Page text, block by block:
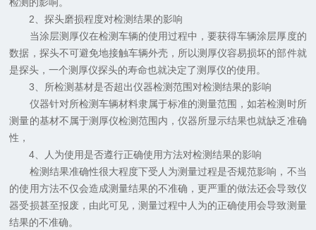
2、探头磨损程度对检测结果的影响
当涂层测厚仪在检测车辆的使用过程中，要获得车辆涂层厚度的
数据，探头不可避免地接触车辆外壳，所以测厚仪容易损坏的部件就
是探头，一个测厚仪探头的寿命也就决定了测厚仪的使用。
3、所检测基材是否超出仪器检测范围对检测结果的影响
仪器针对所检测车辆材料隶属于标准的测量范围，如若检测时所
测量的基材不属于测厚仪检测范围内，仪器所显示结果也就缺乏准确
性，
4、人为使用是否遵行正确使用方法对检测结果的影响
检测结果准确性很大程度下受人为测量过程是否规范影响，不当
的使用方法不仅会造成测量结果的不准确，更严重的做法还会导致仪
器受损甚至报废，由此可见，测量过程中人为的正确使用会导致测量
结果的不准确。